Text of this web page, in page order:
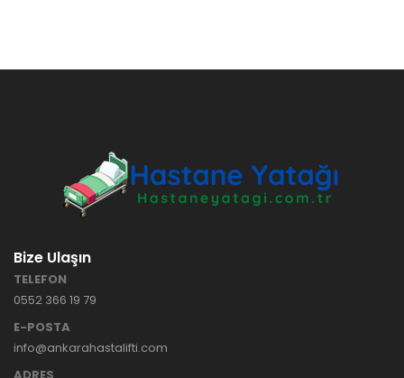
Bize Ulaşın
TELEFON
0552 366 19 79
E-POSTA
info@ankarahastalifti.com